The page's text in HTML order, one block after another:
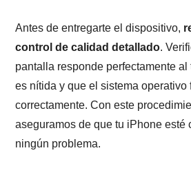
Antes de entregarte el dispositivo,
control de calidad detallado.
pantalla responde perfectamente
es nítida y que el sistema operativo
correctamente. Con este
aseguramos de que tu iPhone esté
ningún problema.